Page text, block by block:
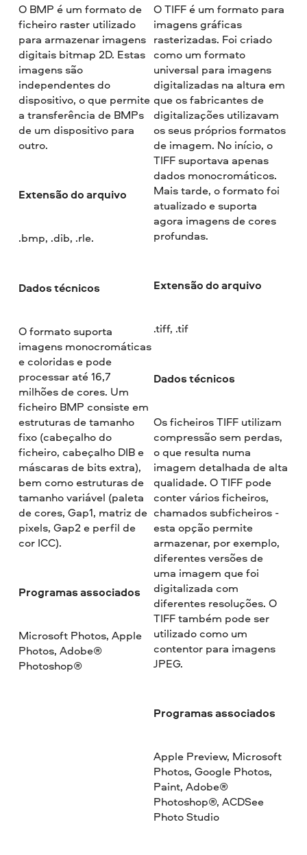
O BMP é um formato de
ficheiro raster utilizado
para armazenar imagens
digitais bitmap 2D. Estas
imagens são
independentes do
dispositivo, o que permite
a transferência de BMPs
de um dispositivo para
outro.
Extensão do arquivo
.bmp, .dib, .rle.
Dados técnicos
O formato suporta
imagens monocromáticas
e coloridas e pode
processar até 16,7
milhões de cores. Um
ficheiro BMP consiste em
estruturas de tamanho
fixo (cabeçalho do
ficheiro, cabeçalho DIB e
máscaras de bits extra),
bem como estruturas de
tamanho variável (paleta
de cores, Gap1, matriz de
pixels, Gap2 e perfil de
cor ICC).
Programas associados
Microsoft Photos, Apple
Photos, Adobe®
Photoshop®
O TIFF é um formato para
imagens gráficas
rasterizadas. Foi criado
como um formato
universal para imagens
digitalizadas na altura em
que os fabricantes de
digitalizações utilizavam
os seus próprios formatos
de imagem. No início, o
TIFF suportava apenas
dados monocromáticos.
Mais tarde, o formato foi
atualizado e suporta
agora imagens de cores
profundas.
Extensão do arquivo
.tiff, .tif
Dados técnicos
Os ficheiros TIFF utilizam
compressão sem perdas,
o que resulta numa
imagem detalhada de alta
qualidade. O TIFF pode
conter vários ficheiros,
chamados subficheiros -
esta opção permite
armazenar, por exemplo,
diferentes versões de
uma imagem que foi
digitalizada com
diferentes resoluções. O
TIFF também pode ser
utilizado como um
contentor para imagens
JPEG.
Programas associados
Apple Preview, Microsoft
Photos, Google Photos,
Paint, Adobe®
Photoshop®, ACDSee
Photo Studio